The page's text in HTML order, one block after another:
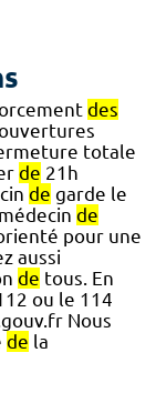
des
totale
de 21h
de garde le
de
pour une
aussi
de tous. En
ou le 114
Nous
de la